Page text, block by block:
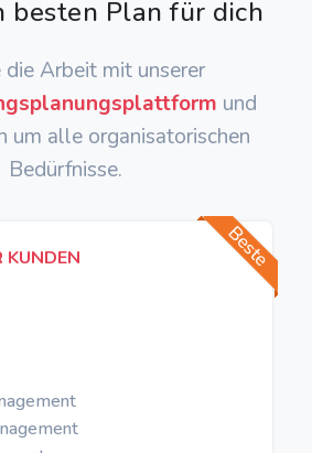
besten Plan für dich
die Arbeit mit unserer
und
um alle organisatorischen
Bedürfnisse.
Beste
KUNDEN